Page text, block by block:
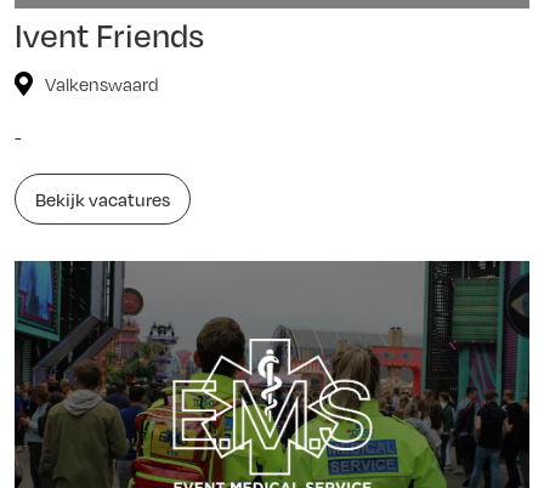
Ivent Friends
Valkenswaard
-
Bekijk vacatures